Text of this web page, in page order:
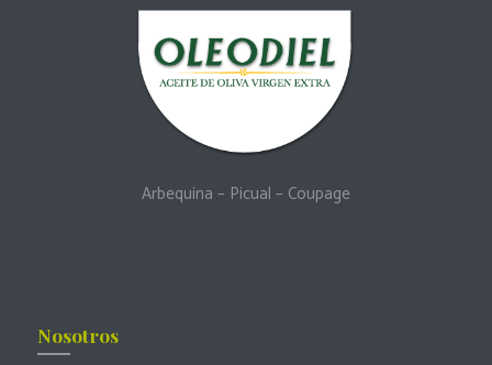
Arbequina – Picual – Coupage
Nosotros